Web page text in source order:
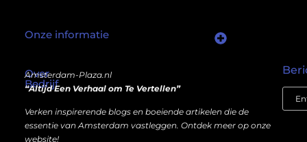
Over
Bedrijf
Amsterdam-Plaza.nl
“Altijd Een Verhaal om Te Vertellen”
Verken inspirerende blogs en boeiende artikelen die de
essentie van Amsterdam vastleggen. Ontdek meer op onze
website!
Onze informatie